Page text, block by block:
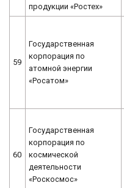
продукции «Ростех»
59
Государственная
корпорация по
атомной энергии
«Росатом»
60
Государственная
корпорация по
космической
деятельности
«Роскосмос»